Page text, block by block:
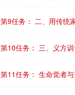
第9任务： 二、用传统
第10任务： 三、义方
第11任务： 生命觉者